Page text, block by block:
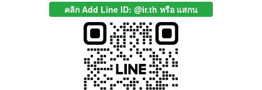
คลิก Add Line ID: @ir.th หรือ แสกน